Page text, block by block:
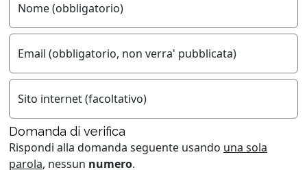
Nome (obbligatorio)
Email (obbligatorio, non verra' pubblicata)
Sito internet (facoltativo)
Domanda di verifica
Rispondi alla domanda seguente usando una sola
parola, nessun numero.